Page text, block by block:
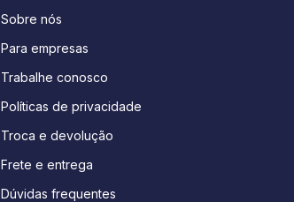
Sobre nós
Para empresas
Trabalhe conosco
Políticas de privacidade
Troca e devolução
Frete e entrega
Dúvidas frequentes